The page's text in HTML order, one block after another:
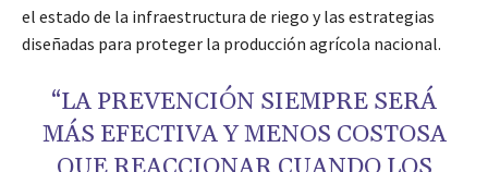
el estado de la infraestructura de riego y las estrategias
diseñadas para proteger la producción agrícola nacional.
“LA PREVENCIÓN SIEMPRE SERÁ
MÁS EFECTIVA Y MENOS COSTOSA